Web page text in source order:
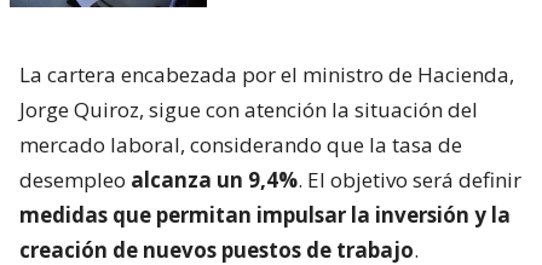
La cartera encabezada por el ministro de Hacienda,
Jorge Quiroz, sigue con atención la situación del
mercado laboral, considerando que la tasa de
desempleo alcanza un 9,4%. El objetivo será definir
medidas que permitan impulsar la inversión y la
creación de nuevos puestos de trabajo.